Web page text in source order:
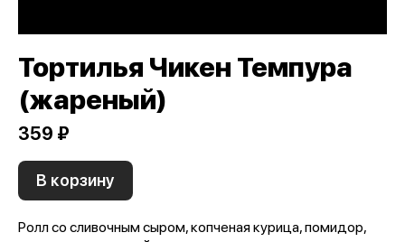
Тортилья Чикен Темпура
(жареный)
359 ₽
В корзину
Ролл со сливочным сыром, копченая курица, помидор,